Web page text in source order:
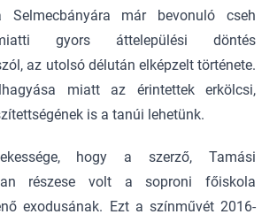
Selmecbányára már bevonuló cseh
gyors áttelepülési döntés
az utolsó délután elképzelt története.
miatt az érintettek erkölcsi,
is a tanúi lehetünk.
hogy a szerző, Tamási
részese volt a soproni főiskola
exodusának. Ezt a színművét 2016-